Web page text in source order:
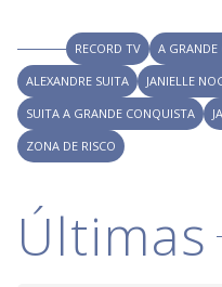
RECORD TV A
ALEXANDRE SUITA
JANIELLE
SUITA A GRANDE CONQUISTA
ZONA DE RISCO
Últimas